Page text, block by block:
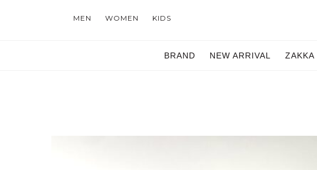
MEN WOMEN KIDS
BRAND NEW ARRIVAL ZAKKA